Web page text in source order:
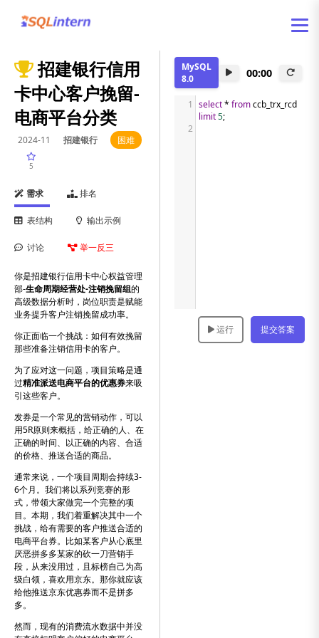
招建银行信用
卡中心客户挽留-
电商平台分类
2024-11 招建银行 困难
5
需求 排名
表结构 输出示例
讨论 举一反三
你是招建银行信用卡中心权益管理
部-生命周期经营处-注销挽留组的
高级数据分析时，岗位职责是赋能
业务提升客户注销挽留成功率。
你正面临一个挑战：如何有效挽留
那些准备注销信用卡的客户。
为了应对这一问题，项目策略是通
过精准派送电商平台的优惠券来吸
引这些客户。
发券是一个常见的营销动作，可以
用5R原则来概括，给正确的人、在
正确的时间、以正确的内容、合适
的价格、推送合适的商品。
通常来说，一个项目周期会持续3-
6个月。我们将以系列竞赛的形
式，带领大家做完一个完整的项
目。本期，我们着重解决其中一个
挑战，给有需要的客户推送合适的
电商平台券。比如某客户从心底里
厌恶拼多多某家的砍一刀营销手
段，从来没用过，且标榜自己为高
级白领，喜欢用京东。那你就应该
给他推送京东优惠券而不是拼多
多。
然而，现有的消费流水数据中并没
MySQL
8.0
00:00
1 select * from
ccb_trx_rcd
limit 5;
2
运行 提交答案